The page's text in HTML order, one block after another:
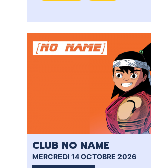
CLUB NO NAME
MERCREDI 14 OCTOBRE 2026